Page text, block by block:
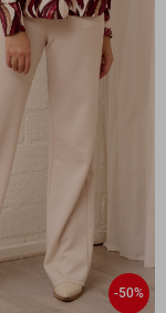
-50%